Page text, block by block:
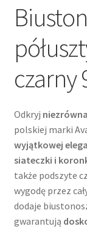
czarny
Odkryj
polskiej marki
wyjątkowej
siateczki i
także podszyte
wygodę przez
dodaje
gwarantują